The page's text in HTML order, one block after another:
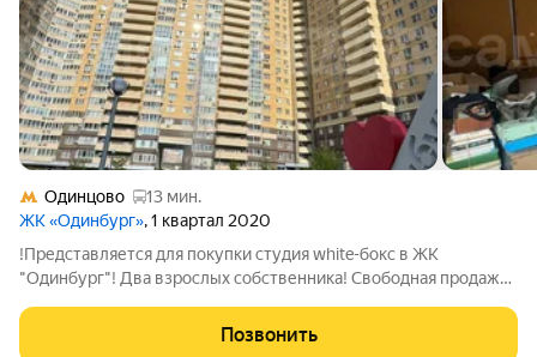
Одинцово
13 мин.
ЖК «Одинбург», 1 квартал 2020
!Представляется для покупки студия white-бокс в ЖК
"Одинбург"! Два взрослых собственника! Свободная продажа!
этажного монолитно-кирпичного дома Лоджия 4 м застеклена
от застройщика алюминиевым
Позвонить